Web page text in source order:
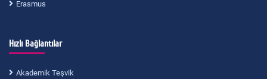
Erasmus
Hızlı Bağlantılar
Akademik Teşvik